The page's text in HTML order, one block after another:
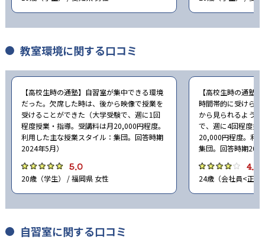
教室環境に関する口コミ
【高校生時の通塾】自習室が集中できる環境
だった。欠席した時は、後から映像で授業を
受けることができた（大学受験で、週に1回
程度授業・指導。受講料は月20,000円程度。
利用した主な授業スタイル：集団。回答時期
2024年5月）
5.0
20歳（学生） / 福岡県 女性
【高校生時の通塾
時間帯的に受けら
から見られるよう
で、週に4回程度授
20,000円程度。利
集団。回答時期
4.0
24歳（会社員<正社
自習室に関する口コミ